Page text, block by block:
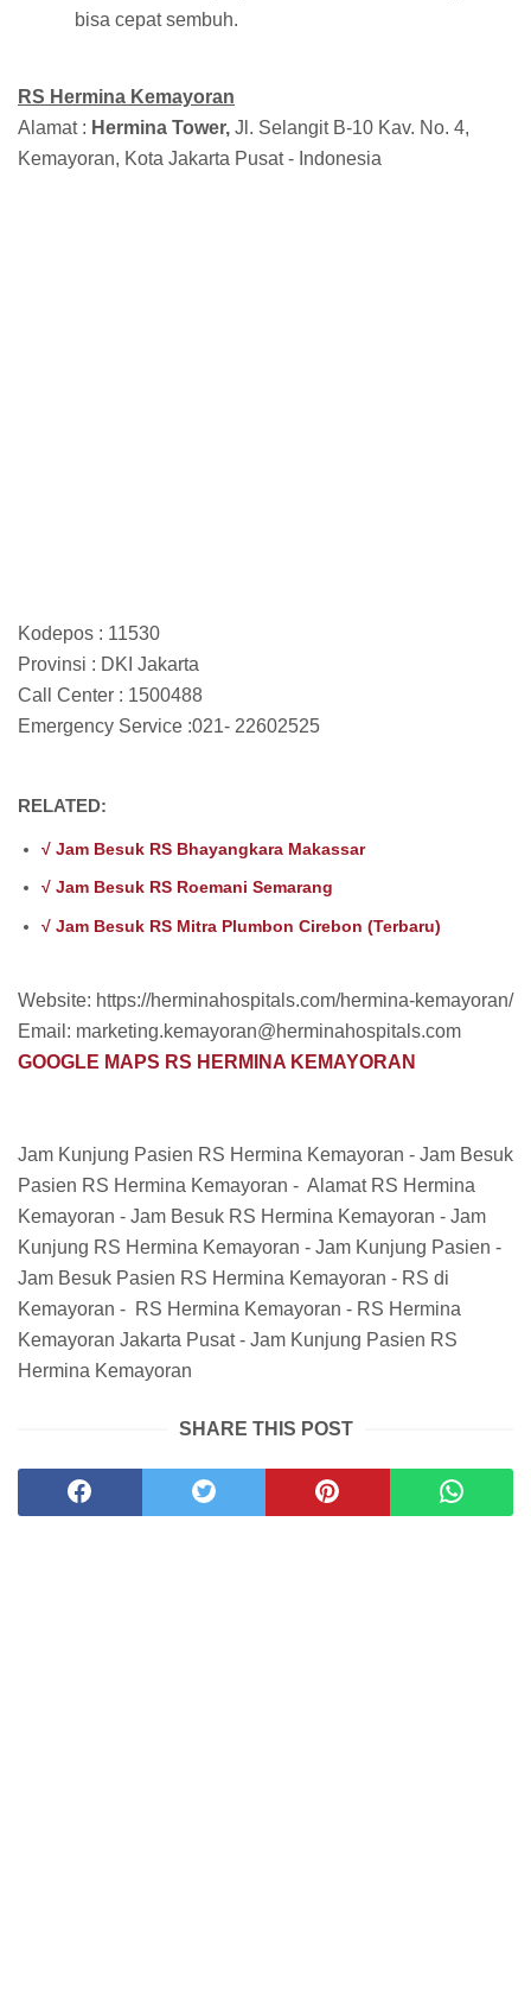
bisa cepat sembuh.
RS Hermina Kemayoran
Alamat : Hermina Tower, Jl. Selangit B-10 Kav. No. 4,
Kemayoran, Kota Jakarta Pusat - Indonesia
Kodepos : 11530
Provinsi : DKI Jakarta
Call Center : 1500488
Emergency Service :021- 22602525
RELATED:
√ Jam Besuk RS Bhayangkara Makassar
√ Jam Besuk RS Roemani Semarang
√ Jam Besuk RS Mitra Plumbon Cirebon (Terbaru)
Website: https://herminahospitals.com/hermina-kemayoran/
Email: marketing.kemayoran@herminahospitals.com
GOOGLE MAPS RS HERMINA KEMAYORAN
Jam Kunjung Pasien RS Hermina Kemayoran - Jam Besuk
Pasien RS Hermina Kemayoran - Alamat RS Hermina
Kemayoran - Jam Besuk RS Hermina Kemayoran - Jam
Kunjung RS Hermina Kemayoran - Jam Kunjung Pasien -
Jam Besuk Pasien RS Hermina Kemayoran - RS di
Kemayoran - RS Hermina Kemayoran - RS Hermina
Kemayoran Jakarta Pusat - Jam Kunjung Pasien RS
Hermina Kemayoran
SHARE THIS POST